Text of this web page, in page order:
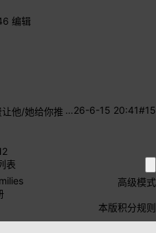
编辑
#15
26-6-15 20:41
…
他/她给你推
2
表
高级模式
本版积分规则